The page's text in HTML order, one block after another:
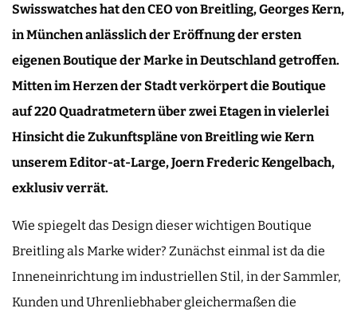
Swisswatches hat den CEO von Breitling, Georges Kern,
in München anlässlich der Eröffnung der ersten
eigenen Boutique der Marke in Deutschland getroffen.
Mitten im Herzen der Stadt verkörpert die Boutique
auf 220 Quadratmetern über zwei Etagen in vielerlei
Hinsicht die Zukunftspläne von Breitling wie Kern
unserem Editor-at-Large, Joern Frederic Kengelbach,
exklusiv verrät.
Wie spiegelt das Design dieser wichtigen Boutique
Breitling als Marke wider? Zunächst einmal ist da die
Inneneinrichtung im industriellen Stil, in der Sammler,
Kunden und Uhrenliebhaber gleichermaßen die